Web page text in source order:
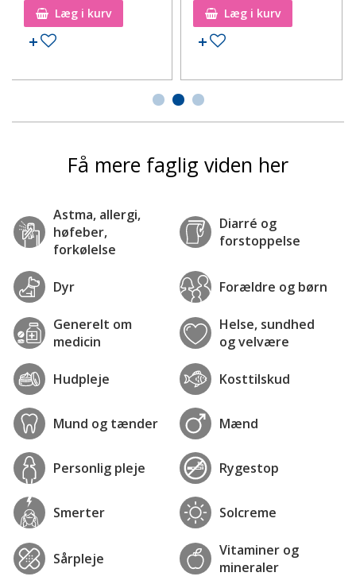
Læg i kurv
Tilføj til ønskeseddel
Læg i kurv
Tilføj til ønskeseddel
Få mere faglig viden her
Astma, allergi,
høfeber,
forkølelse
Diarré og
forstoppelse
Dyr Forældre og børn
Generelt om
medicin
Helse, sundhed
og velvære
Hudpleje Kosttilskud
Mund og tænder Mænd
Personlig pleje Rygestop
Smerter Solcreme
Sårpleje
Vitaminer og
mineraler